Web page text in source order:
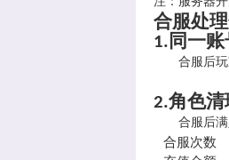
合服处理
1. 同一
合服后玩
2.角色清
合服后
合服次数